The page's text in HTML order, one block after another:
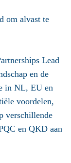
om alvast te
Lead
en de
in NL, EU en
voordelen,
verschillende
en QKD aan